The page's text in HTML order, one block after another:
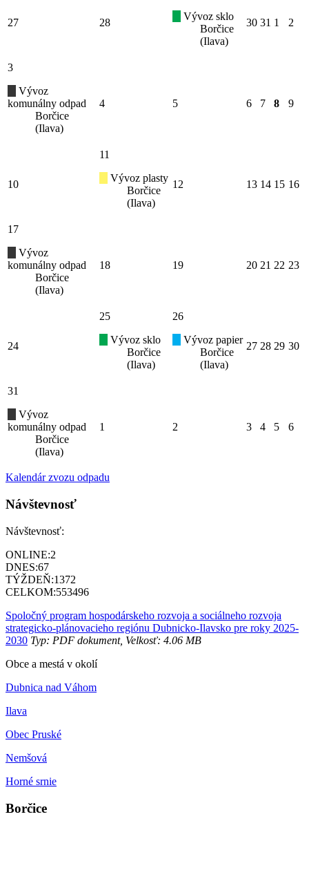
27 28
Vývoz sklo
Borčice
(Ilava)
30 31 1 2
3
Vývoz
komunálny odpad
Borčice
(Ilava)
4 5 6 7 8 9
10
11
Vývoz plasty
Borčice
(Ilava)
12 13 14 15 16
17
Vývoz
komunálny odpad
Borčice
(Ilava)
18 19 20 21 22 23
24
25
Vývoz sklo
Borčice
(Ilava)
26
Vývoz papier
Borčice
(Ilava)
27 28 29 30
31
Vývoz
komunálny odpad
Borčice
(Ilava)
1 2 3 4 5 6
Kalendár zvozu odpadu
Návštevnosť
Návštevnosť:
ONLINE:2
DNES:67
TÝŽDEŇ:1372
CELKOM:553496
Spoločný program hospodárskeho rozvoja a sociálneho rozvoja
strategicko-plánovacieho regiónu Dubnicko-Ilavsko pre roky 2025-
2030 Typ: PDF dokument, Velkosť: 4.06 MB
Obce a mestá v okolí
Dubnica nad Váhom
Ilava
Obec Pruské
Nemšová
Horné srnie
Borčice